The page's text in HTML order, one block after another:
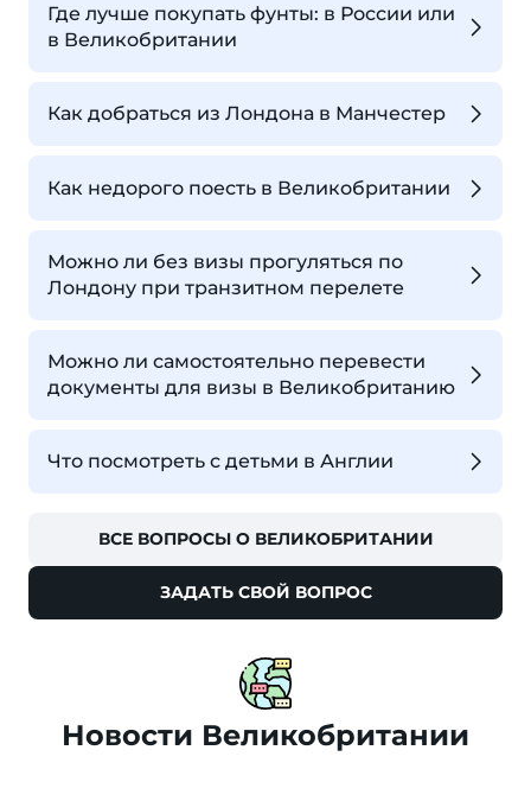
Где лучше покупать фунты: в России или
в Великобритании
Как добраться из Лондона в Манчестер
Как недорого поесть в Великобритании
Можно ли без визы прогуляться по
Лондону при транзитном перелете
Можно ли самостоятельно перевести
документы для визы в Великобританию
Что посмотреть с детьми в Англии
ВСЕ ВОПРОСЫ О ВЕЛИКОБРИТАНИИ
ЗАДАТЬ СВОЙ ВОПРОС
Новости Великобритании